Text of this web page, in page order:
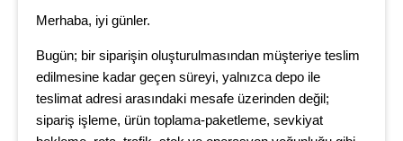
Merhaba, iyi günler.
Bugün; bir siparişin oluşturulmasından müşteriye teslim
edilmesine kadar geçen süreyi, yalnızca depo ile
teslimat adresi arasındaki mesafe üzerinden değil;
sipariş işleme, ürün toplama-paketleme, sevkiyat